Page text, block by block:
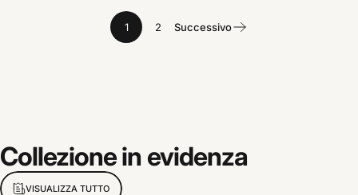
1 2 Successivo
Collezionein evidenza
VISUALIZZA TUTTO